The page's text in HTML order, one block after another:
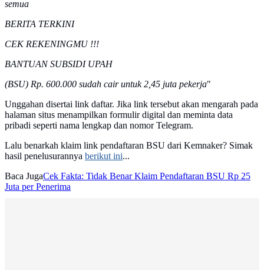
semua
BERITA TERKINI
CEK REKENINGMU !!!
BANTUAN SUBSIDI UPAH
(BSU) Rp. 600.000 sudah cair untuk 2,45 juta pekerja"
Unggahan disertai link daftar. Jika link tersebut akan mengarah pada
halaman situs menampilkan formulir digital dan meminta data
pribadi seperti nama lengkap dan nomor Telegram.
Lalu benarkah klaim link pendaftaran BSU dari Kemnaker? Simak
hasil penelusurannya berikut ini...
Baca JugaCek Fakta: Tidak Benar Klaim Pendaftaran BSU Rp 25
Juta per Penerima